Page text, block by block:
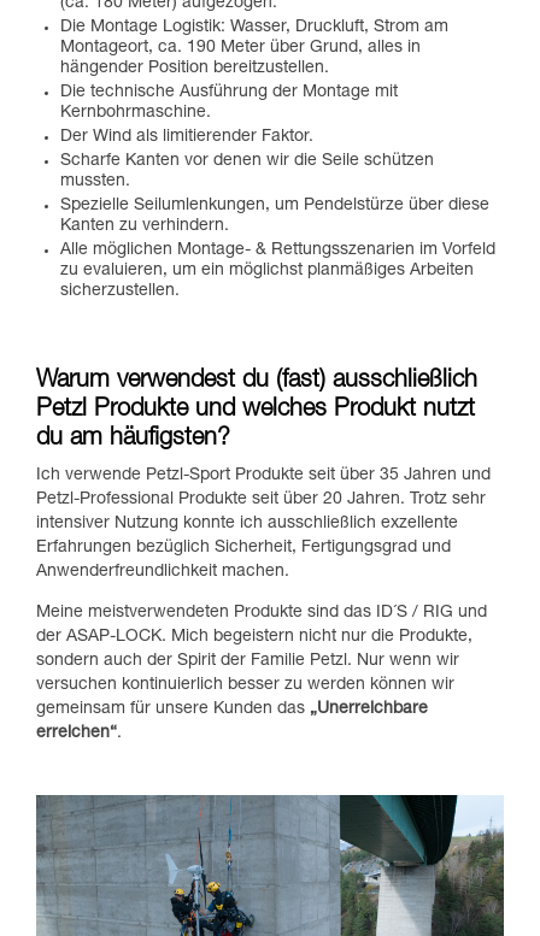
Die Montage Logistik: Wasser, Druckluft, Strom am
Montageort, ca. 190 Meter über Grund, alles in
hängender Position bereitzustellen.
Die technische Ausführung der Montage mit
Kernbohrmaschine.
Der Wind als limitierender Faktor.
Scharfe Kanten vor denen wir die Seile schützen
mussten.
Spezielle Seilumlenkungen, um Pendelstürze über diese
Kanten zu verhindern.
Alle möglichen Montage- & Rettungsszenarien im Vorfeld
zu evaluieren, um ein möglichst planmäßiges Arbeiten
sicherzustellen.
Warum verwendest du (fast) ausschließlich
Petzl Produkte und welches Produkt nutzt
du am häufigsten?
Ich verwende Petzl-Sport Produkte seit über 35 Jahren und
Petzl-Professional Produkte seit über 20 Jahren. Trotz sehr
intensiver Nutzung konnte ich ausschließlich exzellente
Erfahrungen bezüglich Sicherheit, Fertigungsgrad und
Anwenderfreundlichkeit machen.
Meine meistverwendeten Produkte sind das ID´S / RIG und
der ASAP-LOCK. Mich begeistern nicht nur die Produkte,
sondern auch der Spirit der Familie Petzl. Nur wenn wir
versuchen kontinuierlich besser zu werden können wir
gemeinsam für unsere Kunden das „Unerreichbare
erreichen“.